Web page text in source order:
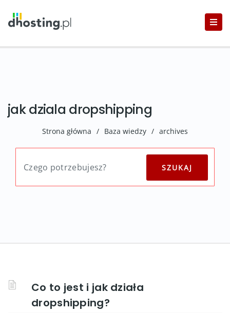
jak dziala dropshipping
Strona główna / Baza wiedzy / archives
Co to jest i jak działa
dropshipping?